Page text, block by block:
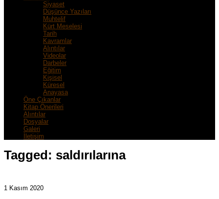
Siyaset
Düşünce Yazıları
Muhtelif
Kürt Meselesi
Tarih
Kavramlar
Alıntılar
Videolar
Darbeler
Eğitim
Kişisel
Küresel
Anayasa
Öne Çıkanlar
Kitap Önerileri
Alıntılar
Dosyalar
Galeri
İletişim
Tagged: saldırılarına
1 Kasım 2020